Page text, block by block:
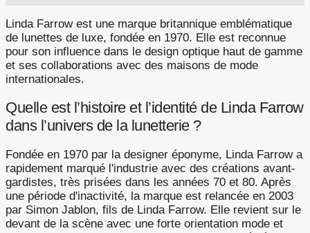
Linda Farrow est une marque britannique emblématique
de lunettes de luxe, fondée en 1970. Elle est reconnue
pour son influence dans le design optique haut de gamme
et ses collaborations avec des maisons de mode
internationales.
Quelle est l’histoire et l’identité de Linda Farrow
dans l’univers de la lunetterie ?
Fondée en 1970 par la designer éponyme, Linda Farrow a
rapidement marqué l'industrie avec des créations avant-
gardistes, très prisées dans les années 70 et 80. Après
une période d'inactivité, la marque est relancée en 2003
par Simon Jablon, fils de Linda Farrow. Elle revient sur le
devant de la scène avec une forte orientation mode et